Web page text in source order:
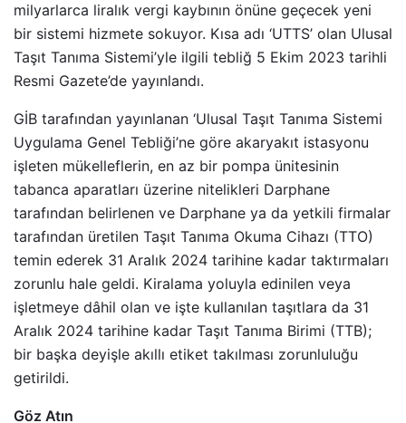
milyarlarca liralık vergi kaybının önüne geçecek yeni
bir sistemi hizmete sokuyor. Kısa adı ‘UTTS’ olan Ulusal
Taşıt Tanıma Sistemi’yle ilgili tebliğ 5 Ekim 2023 tarihli
Resmi Gazete’de yayınlandı.
GİB tarafından yayınlanan ‘Ulusal Taşıt Tanıma Sistemi
Uygulama Genel Tebliği’ne göre akaryakıt istasyonu
işleten mükelleflerin, en az bir pompa ünitesinin
tabanca aparatları üzerine nitelikleri Darphane
tarafından belirlenen ve Darphane ya da yetkili firmalar
tarafından üretilen Taşıt Tanıma Okuma Cihazı (TTO)
temin ederek 31 Aralık 2024 tarihine kadar taktırmaları
zorunlu hale geldi. Kiralama yoluyla edinilen veya
işletmeye dâhil olan ve işte kullanılan taşıtlara da 31
Aralık 2024 tarihine kadar Taşıt Tanıma Birimi (TTB);
bir başka deyişle akıllı etiket takılması zorunluluğu
getirildi.
Göz Atın